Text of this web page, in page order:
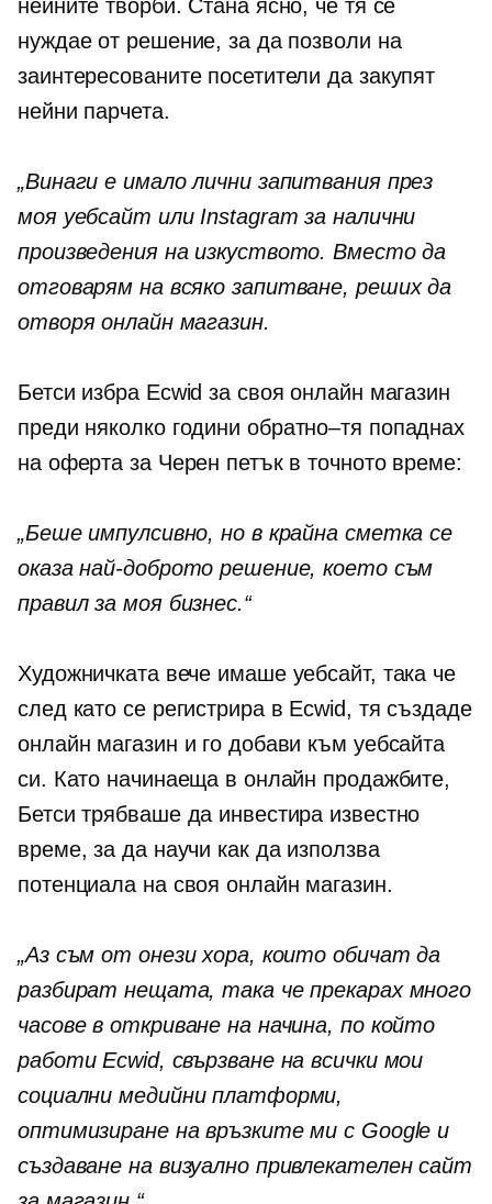
нейните творби. Стана ясно, че тя се
нуждае от решение, за да позволи на
заинтересованите посетители да закупят
нейни парчета.
„Винаги е имало лични запитвания през
моя уебсайт или Instagram за налични
произведения на изкуството. Вместо да
отговарям на всяко запитване, реших да
отворя онлайн магазин.
Бетси избра Ecwid за своя онлайн магазин
преди няколко години обратно–тя попаднах
на оферта за Черен петък в точното време:
„Беше импулсивно, но в крайна сметка се
оказа най-доброто решение, което съм
правил за моя бизнес.“
Художничката вече имаше уебсайт, така че
след като се регистрира в Ecwid, тя създаде
онлайн магазин и го добави към уебсайта
си. Като начинаеща в онлайн продажбите,
Бетси трябваше да инвестира известно
време, за да научи как да използва
потенциала на своя онлайн магазин.
„Аз съм от онези хора, които обичат да
разбират нещата, така че прекарах много
часове в откриване на начина, по който
работи Ecwid, свързване на всички мои
социални медийни платформи,
оптимизиране на връзките ми с Google и
създаване на визуално привлекателен сайт